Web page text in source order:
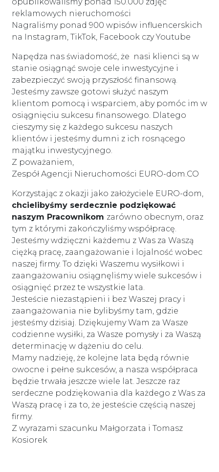
opublikowaliśmy ponad 150.000 zdjęć
reklamowych nieruchomości
Nagraliśmy ponad 900 wpisów influencerskich
na Instagram, TikTok, Facebook czy Youtube
Napędza nas świadomość, że nasi klienci są w
stanie osiągnąć swoje cele inwestycyjne i
zabezpieczyć swoją przyszłość finansową.
Jesteśmy zawsze gotowi służyć naszym
klientom pomocą i wsparciem, aby pomóc im w
osiągnięciu sukcesu finansowego. Dlatego
cieszymy się z każdego sukcesu naszych
klientów i jesteśmy dumni z ich rosnącego
majątku inwestycyjnego.
Z poważaniem,
Zespół Agencji Nieruchomości EURO-dom.CO
Korzystając z okazji jako założyciele EURO-dom,
chcielibyśmy serdecznie podziękować
naszym Pracownikom zarówno obecnym, oraz
tym z którymi zakończyliśmy współpracę.
Jesteśmy wdzięczni każdemu z Was za Waszą
ciężką pracę, zaangażowanie i lojalność wobec
naszej firmy. To dzięki Waszemu wysiłkowi i
zaangażowaniu osiągnęliśmy wiele sukcesów i
osiągnięć przez te wszystkie lata.
Jesteście niezastąpieni i bez Waszej pracy i
zaangażowania nie bylibyśmy tam, gdzie
jesteśmy dzisiaj. Dziękujemy Wam za Wasze
codzienne wysiłki, za Wasze pomysły i za Waszą
determinację w dążeniu do celu.
Mamy nadzieję, że kolejne lata będą równie
owocne i pełne sukcesów, a nasza współpraca
będzie trwała jeszcze wiele lat. Jeszcze raz
serdeczne podziękowania dla każdego z Was za
Waszą pracę i za to, że jesteście częścią naszej
firmy.
Z wyrazami szacunku Małgorzata i Tomasz
Kosiorek